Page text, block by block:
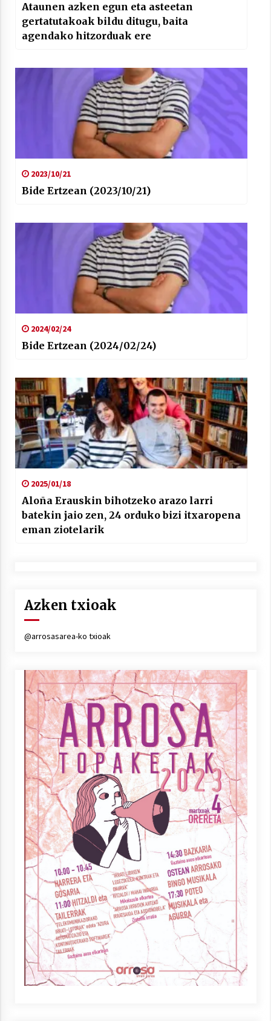
Ataunen azken egun eta asteetan
gertatutakoak bildu ditugu, baita
agendako hitzorduak ere
2023/10/21
Bide Ertzean (2023/10/21)
2024/02/24
Bide Ertzean (2024/02/24)
2025/01/18
Aloña Erauskin bihotzeko arazo larri
batekin jaio zen, 24 orduko bizi itxaropena
eman ziotelarik
Azken txioak
@arrosasarea-ko txioak